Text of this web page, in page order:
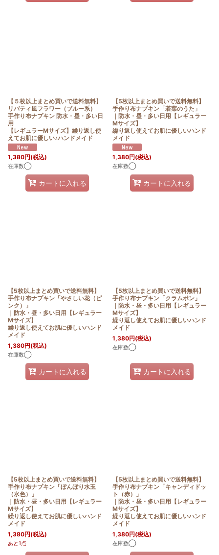
【５枚以上まとめ買いで送料無料】
リバティ風フラワー（ブルー系）
手作り布ナプキン 防水・昼・多い日
用
【レギュラーMサイズ】繰り返し使
えてお肌に優しい♪ハンドメイド
1,380円(税込)
在庫数◯
カートに入れる
【5枚以上まとめ買いで送料無料】
手作り布ナプキン「若葉のうた」
｜防水・昼・多い日用【レギュラー
Mサイズ】
繰り返し使えてお肌に優しいハンド
メイド
1,380円(税込)
在庫数◯
カートに入れる
【5枚以上まとめ買いで送料無料】
手作り布ナプキン「やさしい花（ピ
ンク）」
｜防水・昼・多い日用【レギュラー
Mサイズ】
繰り返し使えてお肌に優しいハンド
メイド
1,380円(税込)
在庫数◯
カートに入れる
【5枚以上まとめ買いで送料無料】
手作り布ナプキン「クラムボン」
｜防水・昼・多い日用【レギュラー
Mサイズ】
繰り返し使えてお肌に優しいハンド
メイド
1,380円(税込)
在庫数◯
カートに入れる
【5枚以上まとめ買いで送料無料】
手作り布ナプキン「ぼんぼり水玉
（水色）」
｜防水・昼・多い日用【レギュラー
Mサイズ】
繰り返し使えてお肌に優しいハンド
メイド
1,380円(税込)
あと1点
【5枚以上まとめ買いで送料無料】
手作り布ナプキン「キャンディドッ
ト（赤）」
｜防水・昼・多い日用【レギュラー
Mサイズ】
繰り返し使えてお肌に優しいハンド
メイド
1,380円(税込)
在庫数◯